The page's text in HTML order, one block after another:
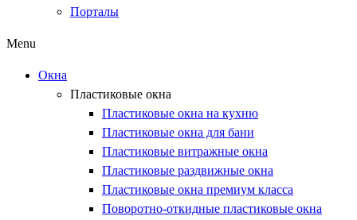
Порталы
Menu
Окна
Пластиковые окна
Пластиковые окна на кухню
Пластиковые окна для бани
Пластиковые витражные окна
Пластиковые раздвижные окна
Пластиковые окна премиум класса
Поворотно-откидные пластиковые окна